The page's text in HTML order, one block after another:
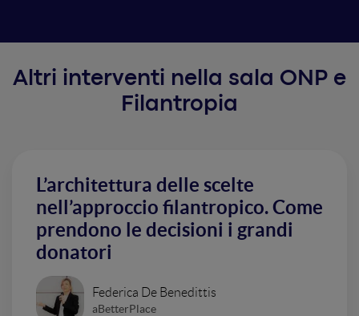
Altri interventi nella sala ONP e
Filantropia
L’architettura delle scelte
nell’approccio filantropico. Come
prendono le decisioni i grandi
donatori
Federica De Benedittis
aBetterPlace